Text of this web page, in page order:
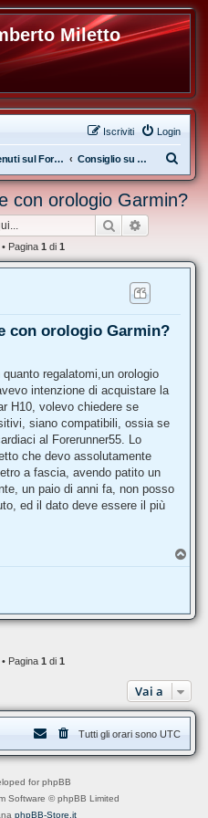
Miletto
Login
Iscriviti
Benvenuti sul Forum di Umberto Miletto Consiglio su Attrezzi per l'Allenamento
e
r
con orologio Garmin?
Cerca
Pagina 1 di 1
con orologio Garmin?
regalatomi,un orologio
intenzione di acquistare la
H10, volevo chiedere se
siano compatibili, ossia se
al Forerunner55. Lo
che devo assolutamente
a fascia, avendo patito un
un paio di anni fa, non posso
ed il dato deve essere il più
o
Pagina 1 di 1
Vai a
Tutti gli orari sono UTC
for phpBB
Software © phpBB Limited
phpBB-Store.it